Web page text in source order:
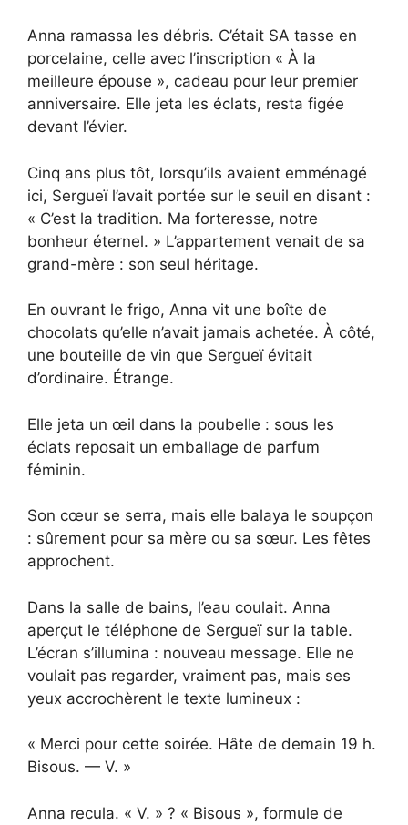
Anna ramassa les débris. C’était SA tasse en
porcelaine, celle avec l’inscription « À la
meilleure épouse », cadeau pour leur premier
anniversaire. Elle jeta les éclats, resta figée
devant l’évier.
Cinq ans plus tôt, lorsqu’ils avaient emménagé
ici, Sergueï l’avait portée sur le seuil en disant :
« C’est la tradition. Ma forteresse, notre
bonheur éternel. » L’appartement venait de sa
grand-mère : son seul héritage.
En ouvrant le frigo, Anna vit une boîte de
chocolats qu’elle n’avait jamais achetée. À côté,
une bouteille de vin que Sergueï évitait
d’ordinaire. Étrange.
Elle jeta un œil dans la poubelle : sous les
éclats reposait un emballage de parfum
féminin.
Son cœur se serra, mais elle balaya le soupçon
: sûrement pour sa mère ou sa sœur. Les fêtes
approchent.
Dans la salle de bains, l’eau coulait. Anna
aperçut le téléphone de Sergueï sur la table.
L’écran s’illumina : nouveau message. Elle ne
voulait pas regarder, vraiment pas, mais ses
yeux accrochèrent le texte lumineux :
« Merci pour cette soirée. Hâte de demain 19 h.
Bisous. — V. »
Anna recula. « V. » ? « Bisous », formule de